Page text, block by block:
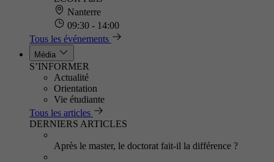
Nanterre
09:30 - 14:00
Tous les événements
Média
S’INFORMER
Actualité
Orientation
Vie étudiante
Tous les articles
DERNIERS ARTICLES
Après le master, le doctorat fait-il la différence ?